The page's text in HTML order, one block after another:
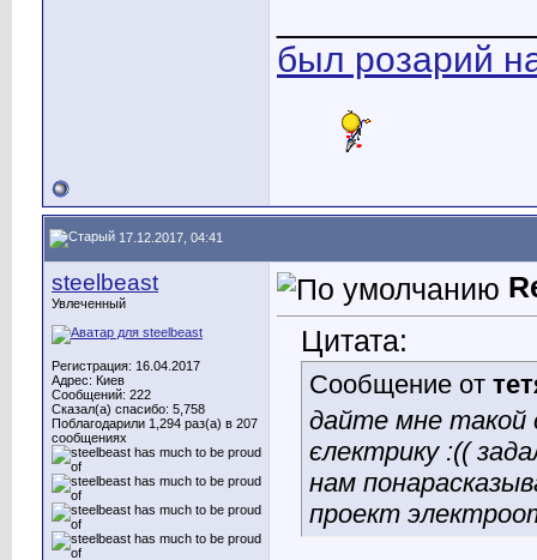
был розарий
17.12.2017, 04:41
steelbeast
Увлеченный
Регистрация: 16.04.2017
Адрес: Киев
Сообщений: 222
Сказал(а) спасибо: 5,758
Поблагодарили 1,294 раз(а) в 207
сообщениях
Цитата:
Сообщение от
дайте мне такой
єлектрику :((
нам
проект